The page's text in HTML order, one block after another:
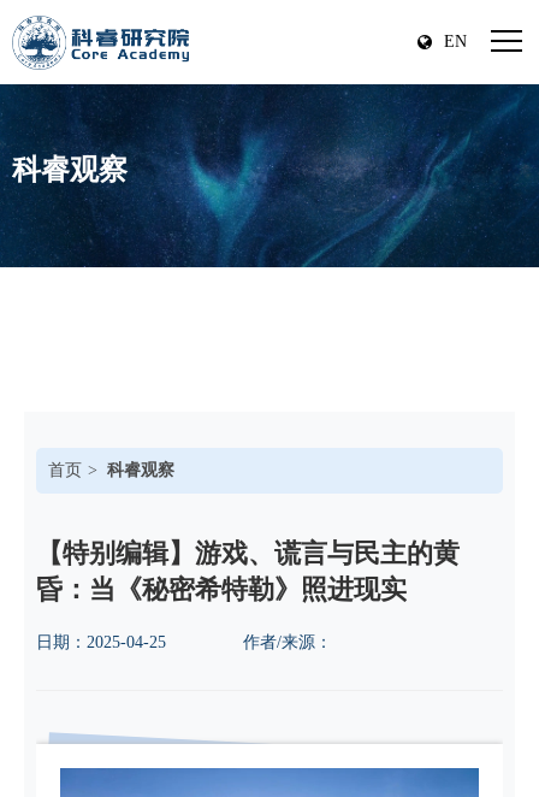
EN
科睿观察
首页 科睿观察
【特别编辑】游戏、谎言与民主的黄
昏：当《秘密希特勒》照进现实
日期： 2025-04-25 作者/来源：